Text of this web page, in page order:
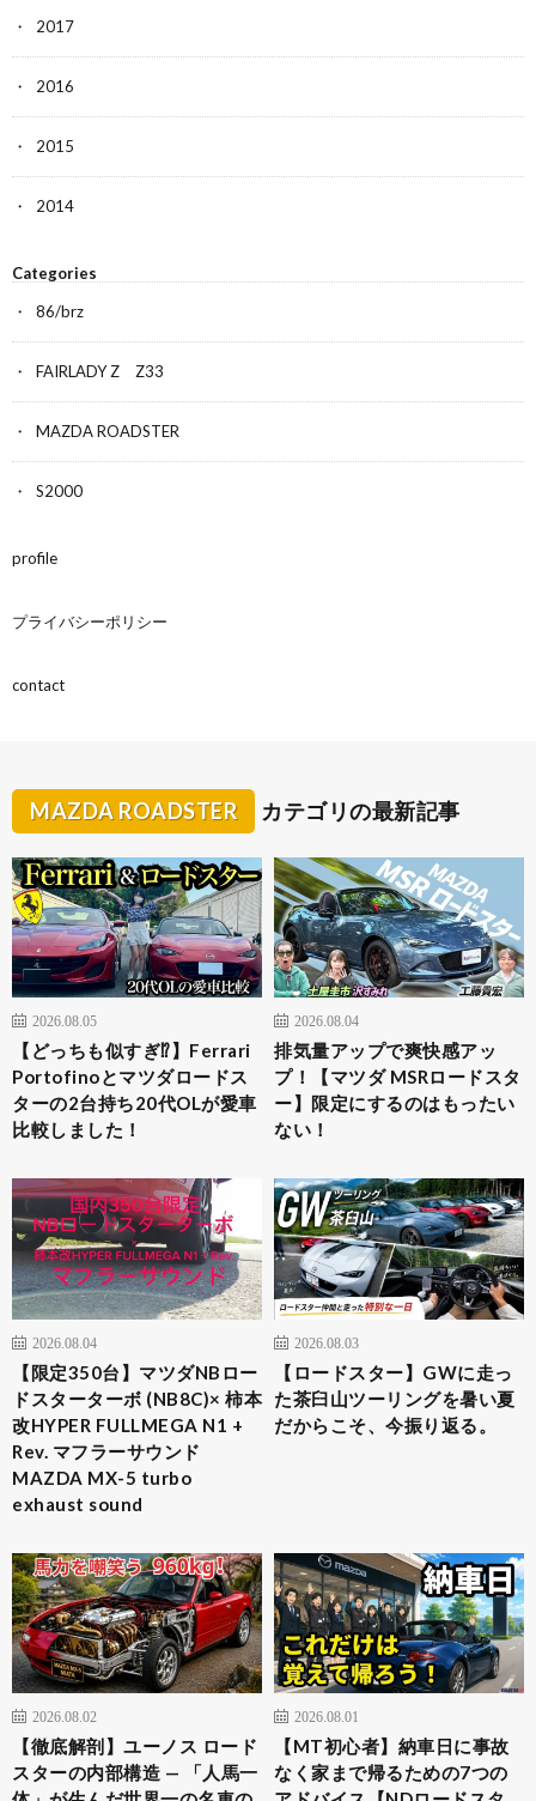
2017
2016
2015
2014
Categories
86/brz
FAIRLADY Z Z33
MAZDA ROADSTER
S2000
profile
プライバシーポリシー
contact
MAZDA ROADSTER カテゴリの最新記事
2026.08.05
【どっちも似すぎ⁉︎】Ferrari
Portofinoとマツダロードス
ターの2台持ち20代OLが愛車
比較しました！
2026.08.04
排気量アップで爽快感アッ
プ！【マツダ MSRロードスタ
ー】限定にするのはもったい
ない！
2026.08.04
​【限定350台】マツダNBロー
ドスターターボ (NB8C)× 柿本
改HYPER FULLMEGA N1 +
Rev. マフラーサウンド
MAZDA MX-5 turbo
exhaust sound
2026.08.03
【ロードスター】GWに走っ
た茶臼山ツーリングを暑い夏
だからこそ、今振り返る。
2026.08.02
【徹底解剖】ユーノス ロード
スターの内部構造 — 「人馬一
2026.08.01
【MT初心者】納車日に事故
なく家まで帰るための7つの